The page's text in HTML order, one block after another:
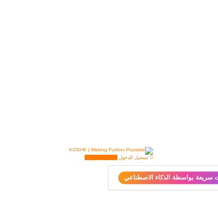
تسجيل الدخول
سريعة بواسطة الذكاء الاصطناعي